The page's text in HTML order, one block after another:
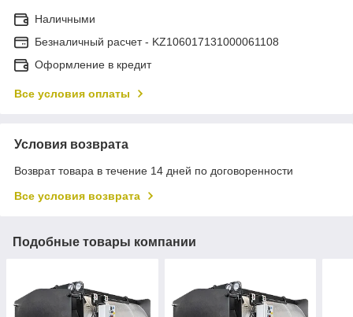
Наличными
Безналичный расчет - KZ106017131000061108
Оформление в кредит
Все условия оплаты
Условия возврата
Возврат товара в течение 14 дней по договоренности
Все условия возврата
Подобные товары компании